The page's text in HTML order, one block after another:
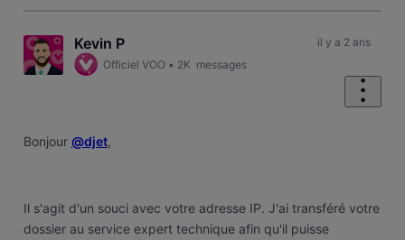
Kevin P
Officiel VOO • 2K messages
il y a 2 ans
Bonjour @djet,
Il s'agit d'un souci avec votre adresse IP. J'ai transféré votre
dossier au service expert technique afin qu'il puisse